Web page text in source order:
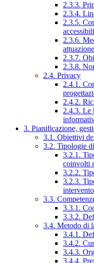
2.3.3.
2.3.4.
2.3.5.
2.3.6.
attuazione
2.3.7.
2.3.8.
2.4. Privacy
2.4.1.
2.4.2.
2.4.3. Le
3. Pianificazione,
3.1. Obiettivi
3.2. Tipologie
3.2.1.
coinvolti
3.2.2.
3.2.3.
intervento
3.3.
3.3.1.
3.3.2.
3.4. Metodo di
3.4.1.
3.4.2.
3.4.3.
3.4.4.